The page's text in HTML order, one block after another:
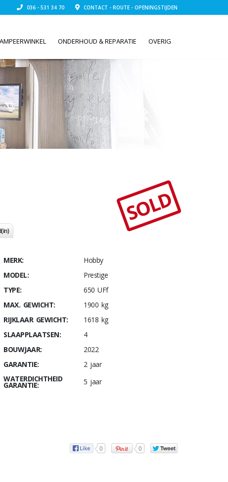
036 - 531 34 70 CONTACT - ROUTE - OPENINGSTIJDEN
ONDERHOUD & REPARATIE OVERIG
SOLD
MERK:
Hobby
MODEL:
Prestige
TYPE:
650 UFf
MAX. GEWICHT:
1900 kg
RIJKLAAR GEWICHT:
1618 kg
SLAAPPLAATSEN:
4
BOUWJAAR:
2022
GARANTIE:
2 jaar
WATERDICHTHEID
GARANTIE: 5 jaar
0 0